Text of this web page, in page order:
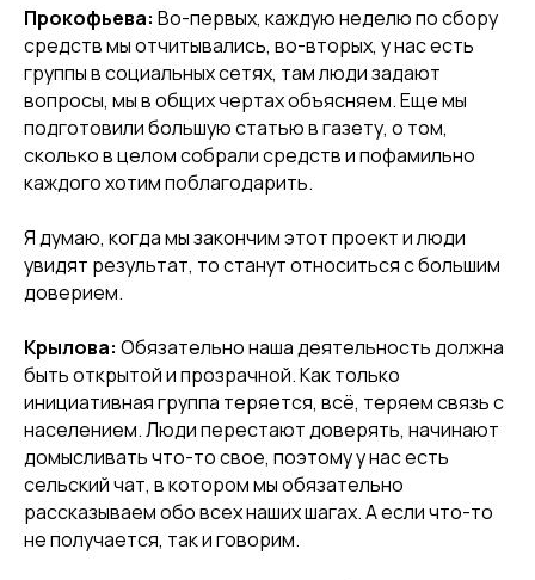
Прокофьева: Во-первых, каждую неделю по сбору
средств мы отчитывались, во-вторых, у нас есть
группы в социальных сетях, там люди задают
вопросы, мы в общих чертах объясняем. Еще мы
подготовили большую статью в газету, о том,
сколько в целом собрали средств и пофамильно
каждого хотим поблагодарить.
Я думаю, когда мы закончим этот проект и люди
увидят результат, то станут относиться с большим
доверием.
Крылова: Обязательно наша деятельность должна
быть открытой и прозрачной. Как только
инициативная группа теряется, всё, теряем связь с
населением. Люди перестают доверять, начинают
домысливать что-то свое, поэтому у нас есть
сельский чат, в котором мы обязательно
рассказываем обо всех наших шагах. А если что-то
не получается, так и говорим.